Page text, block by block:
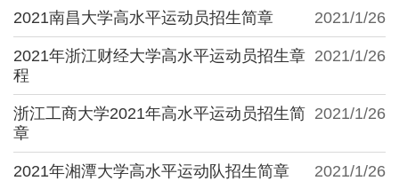
2021/1/26
2021南昌大学高水平运动员招生简章
2021/1/26
2021年浙江财经大学高水平运动员招生章
程
2021/1/26
浙江工商大学2021年高水平运动员招生简
章
2021/1/26
2021年湘潭大学高水平运动队招生简章